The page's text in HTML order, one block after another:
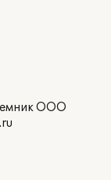
ООО